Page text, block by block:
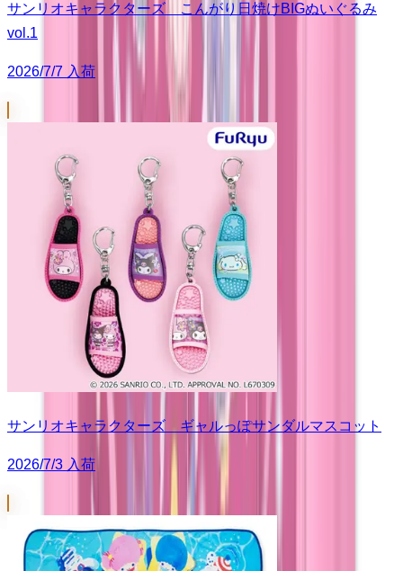
サンリオキャラクターズ こんがり日焼けBIGぬいぐるみ
vol.1
2026/7/7 入荷
サンリオキャラクターズ ギャルっぽサンダルマスコット
2026/7/3 入荷